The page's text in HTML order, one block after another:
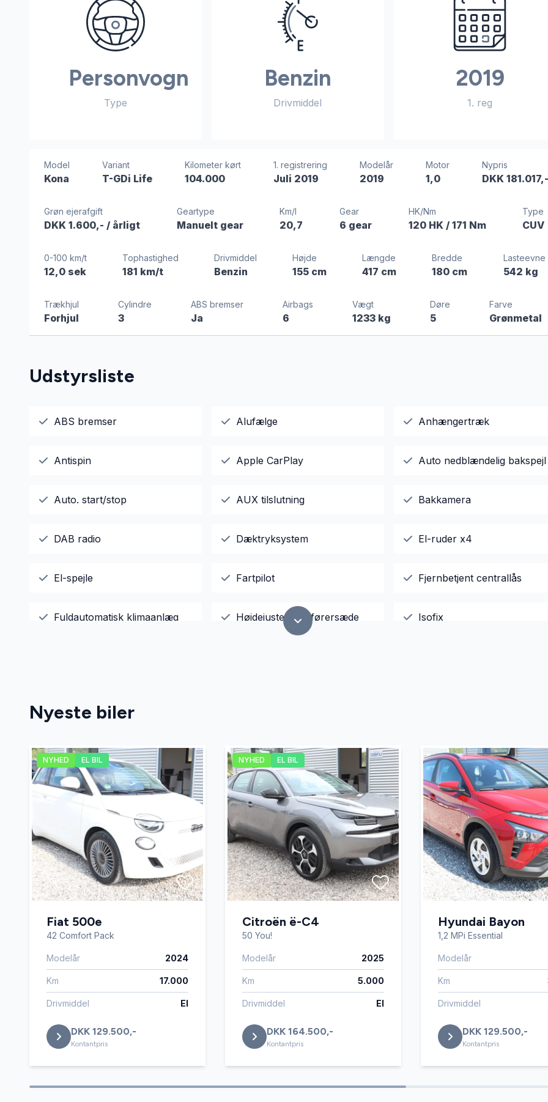
Personvogn
Type
Benzin
Drivmiddel
2019
1. reg
Model
Kona
Variant
T-GDi Life
Kilometer kørt
104.000
1. registrering
Juli 2019
Modelår
2019
Motor
1,0
Nypris
DKK 181.017,-
Grøn ejerafgift
DKK 1.600,- / årligt
Geartype
Manuelt gear
Km/l
20,7
Gear
6 gear
HK/Nm
120 HK / 171 Nm
Type
CUV
0-100 km/t
12,0 sek
Tophastighed
181 km/t
Drivmiddel
Benzin
Højde
155 cm
Længde
417 cm
Bredde
180 cm
Lasteevne
542 kg
Trækhjul
Forhjul
Cylindre
3
ABS bremser
Ja
Airbags
6
Vægt
1233 kg
Døre
5
Farve
Grønmetal
Udstyrsliste
ABS bremser Alufælge Anhængertræk
Antispin Apple CarPlay Auto nedblændelig bakspejl
Auto. start/stop AUX tilslutning Bakkamera
DAB radio Dæktryksystem El-ruder x4
El-spejle Fartpilot Fjernbetjent centrallås
Fuldautomatisk klimaanlæg Højdejusterbart førersæde Isofix
Nyeste biler
NYHED EL BIL
Fiat 500e
42 Comfort Pack
Modelår 2024
Km 17.000
Drivmiddel El
DKK 129.500,-
Kontantpris
NYHED EL BIL
Citroën ë-C4
50 You!
Modelår 2025
Km 5.000
Drivmiddel El
DKK 164.500,-
Kontantpris
Hyundai Bayon
1,2 MPi Essential
Modelår
Km
Drivmiddel
DKK 129.500,-
Kontantpris